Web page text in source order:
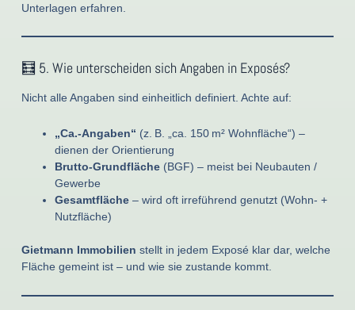
Unterlagen erfahren.
🧮 5. Wie unterscheiden sich Angaben in Exposés?
Nicht alle Angaben sind einheitlich definiert. Achte auf:
„Ca.-Angaben“ (z. B. „ca. 150 m² Wohnfläche“) –
dienen der Orientierung
Brutto-Grundfläche(BGF) – meist bei Neubauten /
Gewerbe
Gesamtfläche– wird oft irreführend genutzt (Wohn- +
Nutzfläche)
Gietmann Immobilien stellt in jedem Exposé klar dar, welche
Fläche gemeint ist – und wie sie zustande kommt.